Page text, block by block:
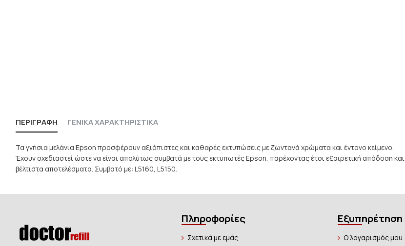
ΠΕΡΙΓΡΑΦΉ ΓΕΝΙΚΑ ΧΑΡΑΚΤΗΡΙΣΤΙΚΑ
Τα γνήσια μελάνια Epson προσφέρουν αξιόπιστες και καθαρές εκτυπώσεις με ζωντανά χρώματα και έντονο κείμενο.
Έχουν σχεδιαστεί ώστε να είναι απολύτως συμβατά με τους εκτυπωτές Epson, παρέχοντας έτσι εξαιρετική απόδοση και
βέλτιστα αποτελέσματα. Συμβατό με: L5160, L5150.
Πληροφορίες
Σχετικά με εμάς
Εξυπηρέτηση
Ο λογαρισμός μου